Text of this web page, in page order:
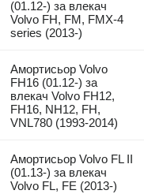
(01.12-) за влекач
Volvo FH, FM, FMX-4
series (2013-)
Амортисьор Volvo
FH16 (01.12-) за
влекач Volvo FH12,
FH16, NH12, FH,
VNL780 (1993-2014)
Амортисьор Volvo FL II
(01.13-) за влекач
Volvo FL, FE (2013-)